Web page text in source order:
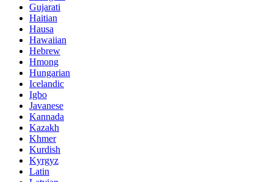
Gujarati
Haitian
Hausa
Hawaiian
Hebrew
Hmong
Hungarian
Icelandic
Igbo
Javanese
Kannada
Kazakh
Khmer
Kurdish
Kyrgyz
Latin